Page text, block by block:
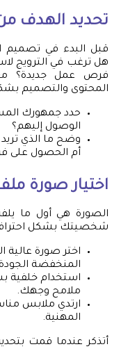
تحديد الهدف من
قبل البدء في تصميم
هل ترغب في الترويج
فرص عمل جديدة؟
المحتوى والتصميم
حدد جمهورك
الوصول إليهم؟
وضح ما الذي
أم الحصول على
اختيار صورة
الصورة هي أول ما
شخصيتك بشكل
اختر صورة عالية
المنخفضة
استخدام خلفية
ملامح وجهك.
ارتدي ملابس
المهنية.
أتذكر عندما قمت